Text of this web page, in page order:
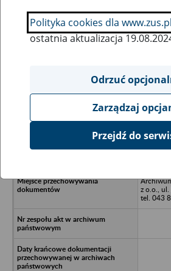
SZUKAJ
Ukryj wszystkie pozycje bazy
Fabryka
z o.o., ul.
tel. 043
Polityka cookies dla www.zus.pl
ostatnia aktualizacja
Odrzuć
Zarządzaj
Przejdź do